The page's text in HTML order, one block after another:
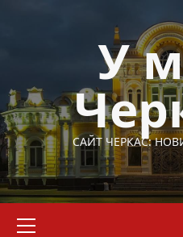
У
САЙТ ЧЕРКАС:
меню